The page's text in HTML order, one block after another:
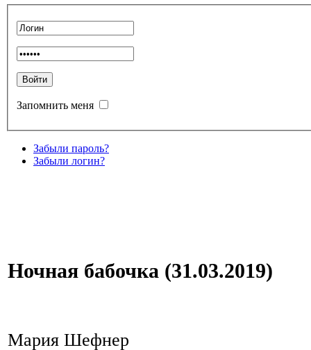
Запомнить меня
Забыли пароль?
Забыли логин?
Ночная бабочка (31.03.2019)
Мария Шефнер